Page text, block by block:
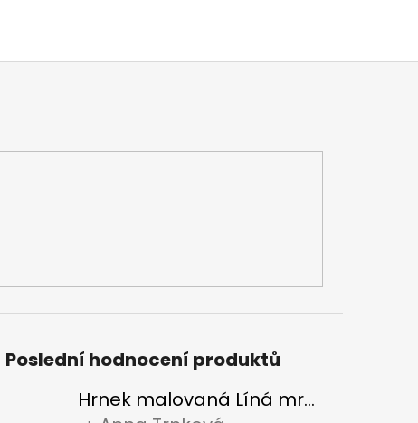
Poslední hodnocení produktů
Hrnek malovaná Líná mrdka